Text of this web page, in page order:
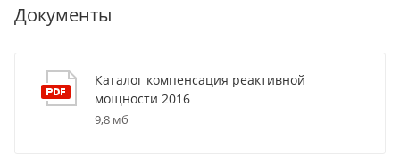
Документы
Каталог компенсация реактивной
мощности 2016
9,8 мб